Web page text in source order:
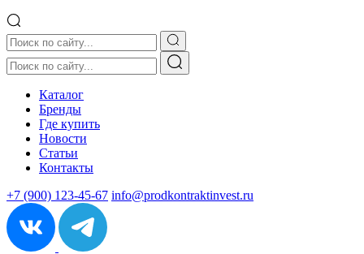
Каталог
Бренды
Где купить
Новости
Статьи
Контакты
+7 (900) 123-45-67 info@prodkontraktinvest.ru